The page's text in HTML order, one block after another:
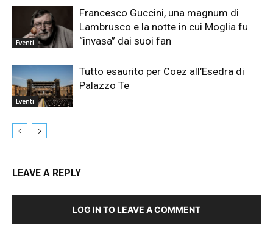
Eventi
Francesco Guccini, una magnum di
Lambrusco e la notte in cui Moglia fu
“invasa” dai suoi fan
Eventi
Tutto esaurito per Coez all’Esedra di
Palazzo Te
LEAVE A REPLY
LOG IN TO LEAVE A COMMENT